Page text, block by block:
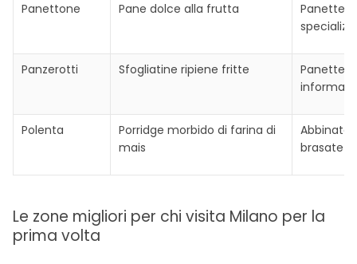
Panettone Pane dolce alla frutta
Panzerotti Sfogliatine ripiene fritte
informali
Polenta
Porridge morbido di farina di
mais
Abbinata
brasate
Le zone migliori per chi visita Milano per la
prima volta